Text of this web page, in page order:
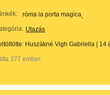
róma la porta magica
Utazás
Huszákné Vigh Gabriella 14
377 ember.